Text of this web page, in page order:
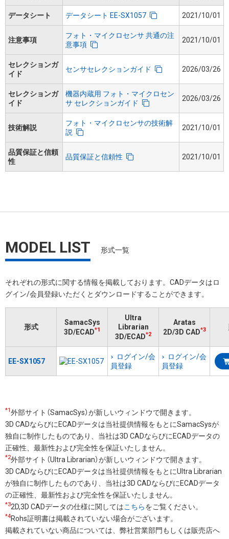
データシート データシート EE-SX1057 2021/10/01
注意事項
フォト・マイクロセンサ 共通の注
意事項
2021/10/01
セレクションガ
イド
センサセレクションガイド 2026/03/26
セレクションガ
イド
機器内蔵用 フォト・マイクロセン
サ セレクションガイド
2026/03/26
技術解説
フォト・マイクロセンサの技術解
説
2021/10/01
品質保証と信頼
性
品質保証と信頼性 2021/10/01
MODEL LIST 形式一覧
それぞれの形式に関する情報を掲載しております。​CADデータはロ
グイン/会員登録いただくと​ダウンロードすることができます。
形式
SamacSys
3D/ECAD*1
Ultra
Librarian
3D/ECAD*2
Aratas
2D/3D CAD*3
EE-SX1057
ログイン/会
員登録
ログイン/会
員登録
*1外部サイト（SamacSys）が新しいウィンドウで開きます。
3D CADならびにECADデータは当社提供情報をもとにSamacSysが
独自に制作したものであり、当社は3D CADならびにECADデータの
正確性、最新性および完全性を保証いたしません。
*2外部サイト（Ultra Librarian）が新しいウィンドウで開きます。
3D CADならびにECADデータは当社提供情報をもとにUltra Librarian
が独自に制作したものであり、当社は3D CADならびにECADデータ
の正確性、最新性および完全性を保証いたしません。
*32D,3D CADデータの仕様に関してはこちらをご覧ください。
*4Rohs証明書は掲載されていない場合がございます。
掲載されていない商品については、弊社営業部門もしくは販売店へ